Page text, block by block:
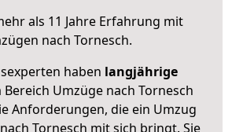
als 11 Jahre Erfahrung mit
nach Tornesch.
haben langjährige
Bereich Umzüge nach Tornesch
Anforderungen, die ein Umzug
Tornesch mit sich bringt. Sie